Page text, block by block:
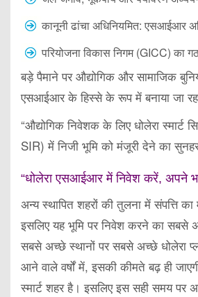
कानूनी ढांचा अधिनियमित: एसआईआर
परियोजना विकास निगम (GICC) का
बड़े पैमाने पर औद्योगिक और सामाजिक
एसआईआर के हिस्से के रूप में बनाया जा
“औद्योगिक निवेशक के लिए धोलेरा स्मार्ट
SIR) में निजी भूमि को मंजूरी देने का
“धोलेरा एसआईआर में निवेश करें, अपने
अन्य स्थापित शहरों की तुलना में संपत्ति
इसलिए यह भूमि पर निवेश करने का
सबसे अच्छे स्थानों पर सबसे अच्छे धोलेरा
आने वाले वर्षों में, इसकी कीमते बढ़ ही
स्मार्ट शहर है। इसलिए इस सही समय पर